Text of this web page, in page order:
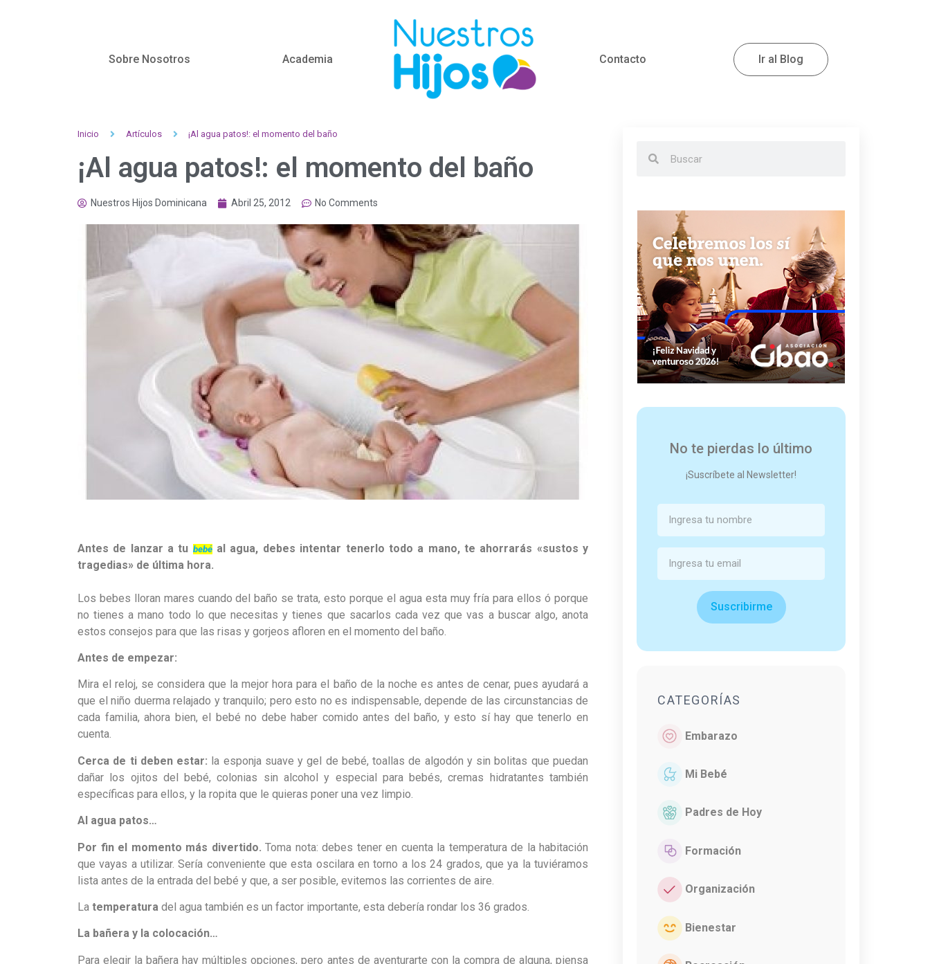
Sobre Nosotros Academia Contacto Ir al Blog
Inicio Artículos ¡Al agua patos!: el momento del baño
¡Al agua patos!: el momento del baño
Nuestros Hijos Dominicana Abril 25, 2012 No Comments
Antes de lanzar a tu bebéal agua, debes intentar tenerlo todo a mano, te ahorrarás «sustos y
tragedias» de última hora.
Los bebes lloran mares cuando del baño se trata, esto porque el agua esta muy fría para ellos ó porque
no tienes a mano todo lo que necesitas y tienes que sacarlos cada vez que vas a buscar algo, anota
estos consejos para que las risas y gorjeos afloren en el momento del baño.
Antes de empezar:
Mira el reloj, se considera que la mejor hora para el baño de la noche es antes de cenar, pues ayudará a
que el niño duerma relajado y tranquilo; pero esto no es indispensable, depende de las circunstancias de
cada familia, ahora bien, el bebé no debe haber comido antes del baño, y esto sí hay que tenerlo en
cuenta.
Cerca de ti deben estar: la esponja suave y gel de bebé, toallas de algodón y sin bolitas que puedan
dañar los ojitos del bebé, colonias sin alcohol y especial para bebés, cremas hidratantes también
específicas para ellos, y la ropita que le quieras poner una vez limpio.
Al agua patos…
Por fin el momento más divertido. Toma nota: debes tener en cuenta la temperatura de la habitación
que vayas a utilizar. Sería conveniente que esta oscilara en torno a los 24 grados, que ya la tuviéramos
lista antes de la entrada del bebé y que, a ser posible, evitemos las corrientes de aire.
La temperatura del agua también es un factor importante, esta debería rondar los 36 grados.
La bañera y la colocación…
Para elegir la bañera hay múltiples opciones, pero antes de aventurarte con la compra de alguna, piensa
No te pierdas lo último
¡Suscríbete al Newsletter!
Suscribirme
CATEGORÍAS
Embarazo
Mi Bebé
Padres de Hoy
Formación
Organización
Bienestar